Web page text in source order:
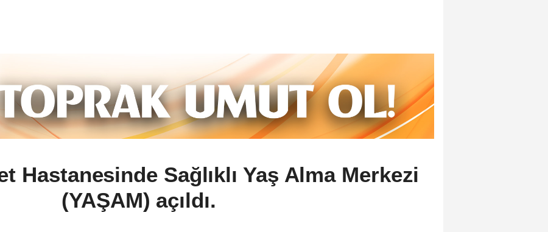
Hastanesinde Sağlıklı Yaş Alma Merkezi
(YAŞAM) açıldı.